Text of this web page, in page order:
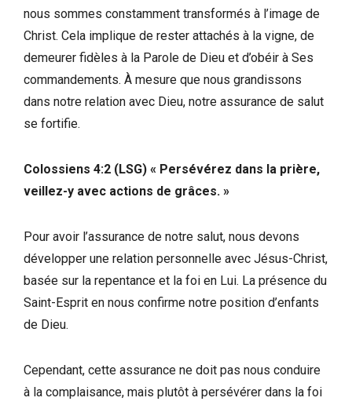
nous sommes constamment transformés à l’image de
Christ. Cela implique de rester attachés à la vigne, de
demeurer fidèles à la Parole de Dieu et d’obéir à Ses
commandements. À mesure que nous grandissons
dans notre relation avec Dieu, notre assurance de salut
se fortifie.
Colossiens 4:2 (LSG) « Persévérez dans la prière,
veillez-y avec actions de grâces. »
Pour avoir l’assurance de notre salut, nous devons
développer une relation personnelle avec Jésus-Christ,
basée sur la repentance et la foi en Lui. La présence du
Saint-Esprit en nous confirme notre position d’enfants
de Dieu.
Cependant, cette assurance ne doit pas nous conduire
à la complaisance, mais plutôt à persévérer dans la foi